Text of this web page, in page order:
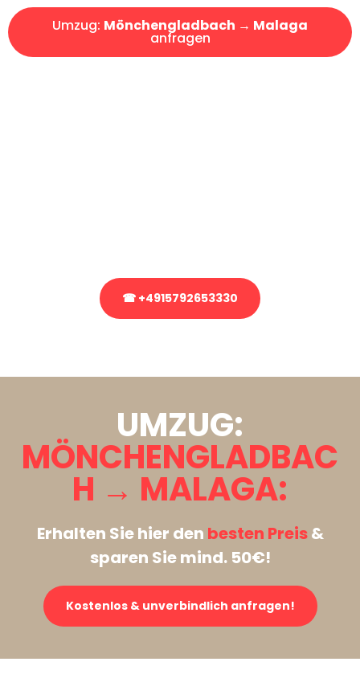
Umzug: Mönchengladbach → Malaga
anfragen
☎ +4915792653330
UMZUG:
MÖNCHENGLADBAC
H → MALAGA:
Erhalten Sie hier den besten Preis&
sparen Sie mind. 50€!
Kostenlos & unverbindlich anfragen!